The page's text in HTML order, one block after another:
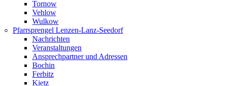
Tornow
Vehlow
Wulkow
Pfarrsprengel Lenzen-Lanz-Seedorf
Nachrichten
Veranstaltungen
Ansprechpartner und Adressen
Bochin
Ferbitz
Kietz